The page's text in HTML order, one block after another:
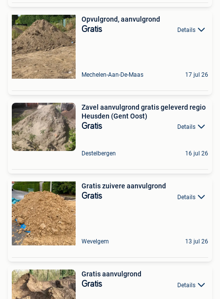
Opvulgrond, aanvulgrond
Gratis Details
Mechelen-Aan-De-Maas 17 jul 26
Zavel aanvulgrond gratis geleverd regio
Heusden (Gent Oost)
Gratis Details
Destelbergen 16 jul 26
Gratis zuivere aanvulgrond
Gratis Details
Wevelgem 13 jul 26
Gratis aanvulgrond
Gratis Details